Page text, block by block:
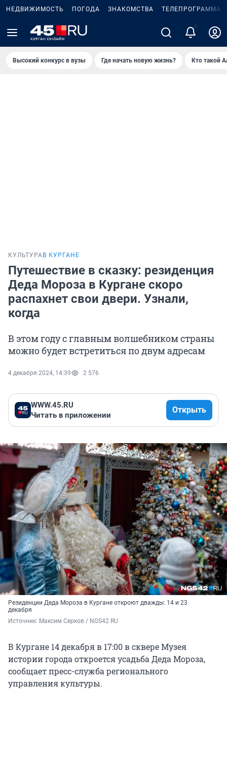
НЕДВИЖИМОСТЬ ПОГОДА ЗНАКОМСТВА ТЕЛЕПРОГРАММА
Высокий конкурс в вузы Где начать новую жизнь? Кто такой
КУЛЬТУРА В КУРГАНЕ
Путешествие в сказку: резиденция
Деда Мороза в Кургане скоро
распахнет свои двери. Узнали,
когда
В этом году с главным волшебником страны
можно будет встретиться по двум адресам
4 декабря 2024, 14:39 2 576
WWW.45.RU
Читать в приложении
Открыть
Резиденции Деда Мороза в Кургане откроют дважды: 14 и 23
декабря
Источник: Максим Серков / NGS42.RU
В Кургане 14 декабря в 17:00 в сквере Музея
истории города откроется усадьба Деда Мороза,
сообщает пресс-служба регионального
управления культуры.